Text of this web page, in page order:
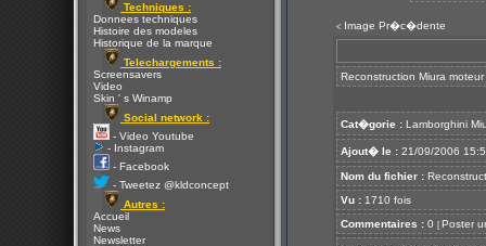
Techniques :
Donnees techniques
Histoire des modeles
Historique de la marque
Telechargements :
Screensavers
Video
Skin ' s Winamp
Social network :
- Video Youtube
- Instagram
- Facebook
- Tweetez @kldconcept
Autres :
Accueil
News
Newsletter
< Image Pr�c�dente
Reconstruction Miura
Cat�gorie : Lamborghini
Ajout� le : 21/09/2006
Nom du fichier :
Vu : 1710 fois
Commentaires : 0 [ Poster